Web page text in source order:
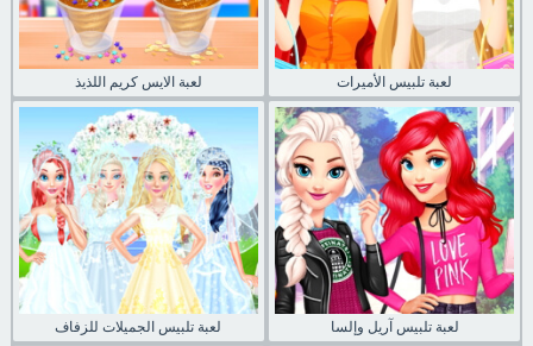
لعبة الايس كريم اللذيذ لعبة تلبيس الأميرات
لعبة تلبيس الجميلات للزفاف لعبة تلبيس آريل وإلسا